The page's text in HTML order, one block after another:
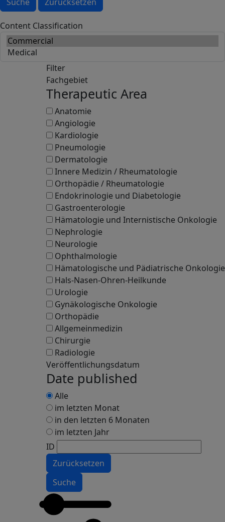
Content Classification
Filter
Fachgebiet
Therapeutic Area
Anatomie
Angiologie
Kardiologie
Pneumologie
Dermatologie
Innere Medizin / Rheumatologie
Orthopädie / Rheumatologie
Endokrinologie und Diabetologie
Gastroenterologie
Hämatologie und Internistische Onkologie
Nephrologie
Neurologie
Ophthalmologie
Hämatologische und Pädiatrische Onkologie
Hals-Nasen-Ohren-Heilkunde
Urologie
Gynäkologische Onkologie
Orthopädie
Allgemeinmedizin
Chirurgie
Radiologie
Veröffentlichungsdatum
Date published
Alle
im letzten Monat
in den letzten 6 Monaten
im letzten Jahr
ID